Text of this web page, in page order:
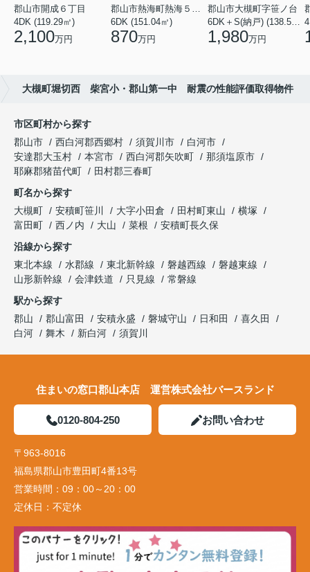
郡山市開成６丁目
4DK (119.29㎡)
2,100万円
郡山市熱海町熱海５丁目
6DK (151.04㎡)
870万円
郡山市大槻町字笹ノ台
6DK＋S(納戸) (138.55㎡)
1,980万円
大槻町堀切西 柴宮小・郡山第一中 耐震の性能評価取得物件
市区町村から探す
郡山市
西白河郡西郷村 須賀川市
白河市
安達郡大玉村
本宮市 西白河郡矢吹町
那須塩原市
耶麻郡猪苗代町
田村郡三春町
町名から探す
大槻町
安積町笹川 大字小田倉 田村町東山
横塚
富田町
西ノ内 大山 菜根
安積町長久保
沿線から探す
東北本線
水郡線 東北新幹線 磐越西線
磐越東線
山形新幹線
会津鉄道 只見線
常磐線
駅から探す
郡山
郡山富田 安積永盛 磐城守山 日和田
喜久田
白河
舞木 新白河 須賀川
住まいの窓口郡山本店 運営株式会社バースランド
0120-804-250 お問い合わせ
〒963-8016
福島県郡山市豊田町4番13号
営業時間： 09：00～20：00
定休日： 不定休